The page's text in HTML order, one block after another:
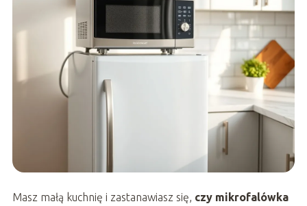
Masz małą kuchnię i zastanawiasz się, czy mikrofalówka